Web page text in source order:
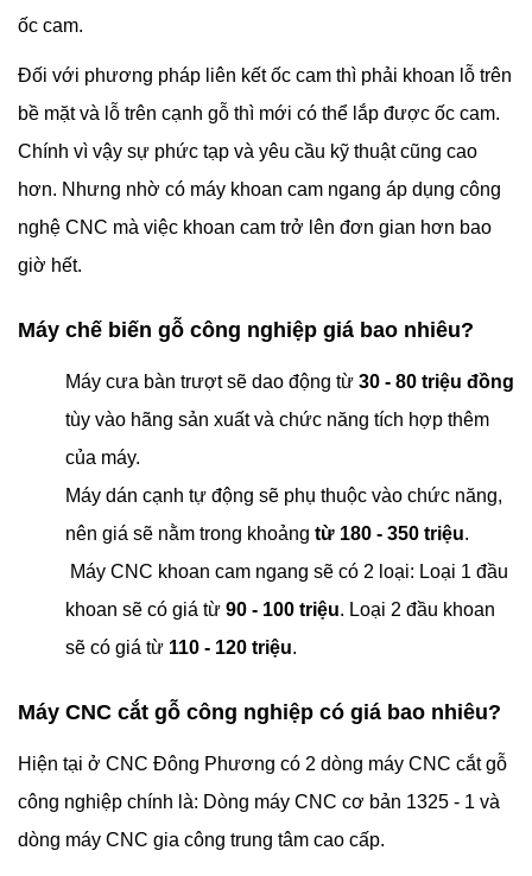
ốc cam.
Đối với phương pháp liên kết ốc cam thì phải khoan lỗ trên
bề mặt và lỗ trên cạnh gỗ thì mới có thể lắp được ốc cam.
Chính vì vậy sự phức tạp và yêu cầu kỹ thuật cũng cao
hơn. Nhưng nhờ có máy khoan cam ngang áp dụng công
nghệ CNC mà việc khoan cam trở lên đơn gian hơn bao
giờ hết.
Máy chế biến gỗ công nghiệp giá bao nhiêu?
Máy cưa bàn trượt sẽ dao động từ 30 - 80 triệu đồng
tùy vào hãng sản xuất và chức năng tích hợp thêm
của máy.
Máy dán cạnh tự động sẽ phụ thuộc vào chức năng,
nên giá sẽ nằm trong khoảng từ 180 - 350 triệu.
Máy CNC khoan cam ngang sẽ có 2 loại: Loại 1 đầu
khoan sẽ có giá từ 90 - 100 triệu. Loại 2 đầu khoan
sẽ có giá từ 110 - 120 triệu.
Máy CNC cắt gỗ công nghiệp có giá bao nhiêu?
Hiện tại ở CNC Đông Phương có 2 dòng máy CNC cắt gỗ
công nghiệp chính là: Dòng máy CNC cơ bản 1325 - 1 và
dòng máy CNC gia công trung tâm cao cấp.